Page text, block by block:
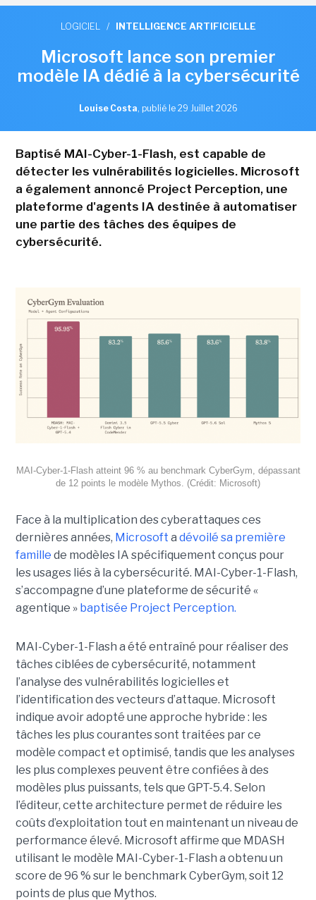
LOGICIEL / INTELLIGENCE ARTIFICIELLE
Microsoft lance son premier
modèle IA dédié à la cybersécurité
Louise Costa, publié le 29 Juillet 2026
Baptisé MAI-Cyber-1-Flash, est capable de
détecter les vulnérabilités logicielles. Microsoft
a également annoncé Project Perception, une
plateforme d'agents IA destinée à automatiser
une partie des tâches des équipes de
cybersécurité.
MAI-Cyber-1-Flash atteint 96 % au benchmark CyberGym, dépassant
de 12 points le modèle Mythos. (Crédit: Microsoft)
Face à la multiplication des cyberattaques ces
dernières années, Microsoft a dévoilé sa première
famille de modèles IA spécifiquement conçus pour
les usages liés à la cybersécurité. MAI-Cyber-1-Flash,
s’accompagne d’une plateforme de sécurité «
agentique » baptisée Project Perception.
MAI-Cyber-1-Flash a été entraîné pour réaliser des
tâches ciblées de cybersécurité, notamment
l’analyse des vulnérabilités logicielles et
l’identification des vecteurs d’attaque. Microsoft
indique avoir adopté une approche hybride : les
tâches les plus courantes sont traitées par ce
modèle compact et optimisé, tandis que les analyses
les plus complexes peuvent être confiées à des
modèles plus puissants, tels que GPT-5.4. Selon
l’éditeur, cette architecture permet de réduire les
coûts d’exploitation tout en maintenant un niveau de
performance élevé. Microsoft affirme que MDASH
utilisant le modèle MAI-Cyber-1-Flash a obtenu un
score de 96 % sur le benchmark CyberGym, soit 12
points de plus que Mythos.